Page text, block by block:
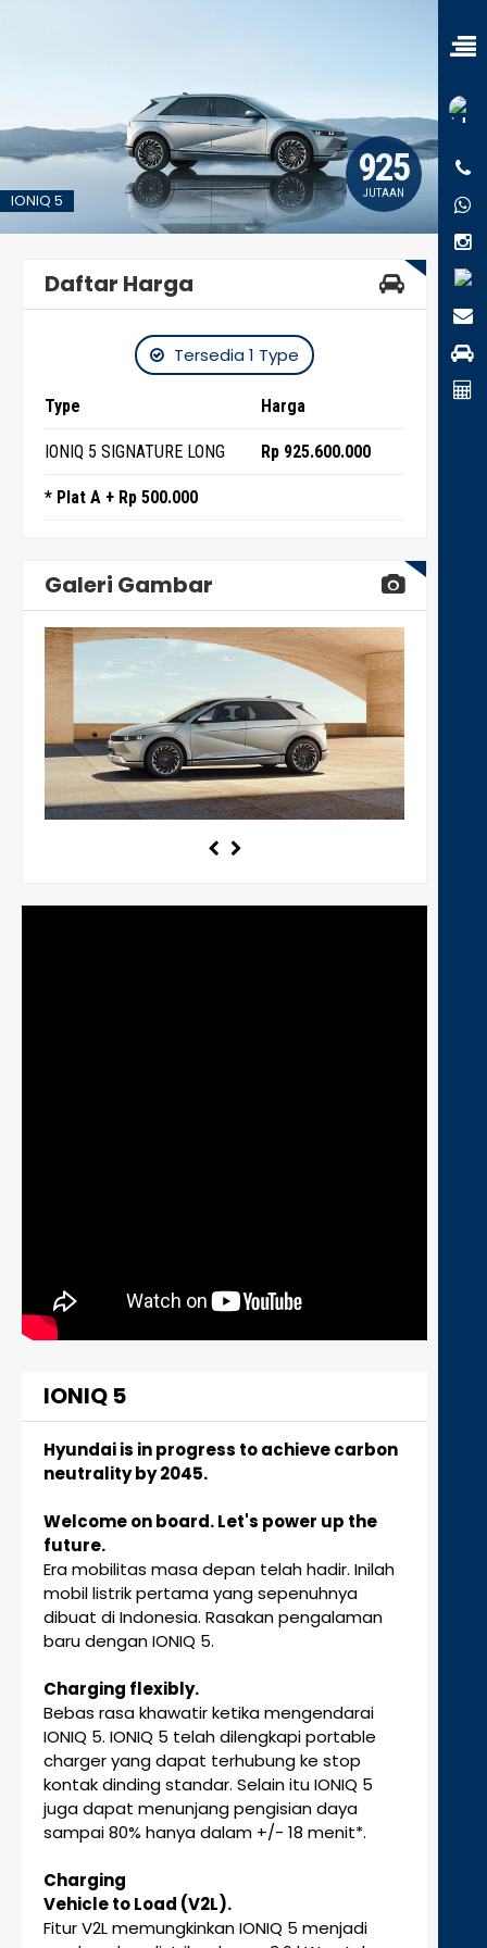
IONIQ 5
925
JUTAAN
Daftar Harga
Tersedia 1 Type
Type Harga
IONIQ 5 SIGNATURE LONG Rp 925.600.000
* Plat A + Rp 500.000
Galeri Gambar
IONIQ 5
Hyundai is in progress to achieve carbon
neutrality by 2045.
Welcome on board. Let's power up the
future.
Era mobilitas masa depan telah hadir. Inilah
mobil listrik pertama yang sepenuhnya
dibuat di Indonesia. Rasakan pengalaman
baru dengan IONIQ 5.
Charging flexibly.
Bebas rasa khawatir ketika mengendarai
IONIQ 5. IONIQ 5 telah dilengkapi portable
charger yang dapat terhubung ke stop
kontak dinding standar. Selain itu IONIQ 5
juga dapat menunjang pengisian daya
sampai 80% hanya dalam +/- 18 menit*.
Charging
Vehicle to Load (V2L).
Fitur V2L memungkinkan IONIQ 5 menjadi